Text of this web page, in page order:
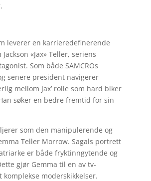
leverer en karrieredefinerende
«Jax» Teller, seriens
Som både SAMCROs
senere president navigerer
mellom Jax’ rolle som hard biker
søker en bedre fremtid for sin
som den manipulerende og
Teller Morrow. Sagals portrett
er både fryktinngytende og
gjør Gemma til en av tv-
komplekse moderskikkelser.